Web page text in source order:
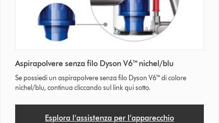
Aspirapolvere senza filo Dyson V6™ nichel/blu
Se possiedi un aspirapolvere senza filo Dyson V6™ di colore
nichel/blu, continua cliccando sul link qui sotto.
Esplora l’assistenza per l’apparecchio